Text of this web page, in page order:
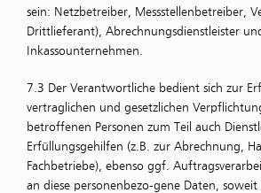
sein: Netzbetreiber, Messstellenbetreiber,
Drittlieferant), Abrechnungsdienstleister
Inkassounternehmen.
7.3 Der Verantwortliche bedient sich zur
vertraglichen und gesetzlichen
betroffenen Personen zum Teil auch
Erfüllungsgehilfen (z.B. zur Abrechnung,
Fachbetriebe), ebenso ggf.
an diese personenbezo-gene Daten,